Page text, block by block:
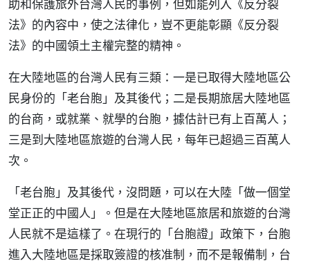
助和保護旅外台灣人民的事例，但如能列入《反分裂
法》的內容中，使之法律化，豈不更能彰顯《反分裂
法》的中國領土主權完整的精神。
在大陸地區的台灣人民有三類：一是已取得大陸地區公
民身份的「老台胞」及其後代；二是長期旅居大陸地區
的台商，或就業、就學的台胞，據估計已有上百萬人；
三是到大陸地區旅遊的台灣人民，每年已超過三百萬人
次。
「老台胞」及其後代，沒問題，可以在大陸「做一個堂
堂正正的中國人」。但是在大陸地區旅居和旅遊的台灣
人民就不是這樣了。在現行的「台胞證」政策下，台胞
進入大陸地區是採取簽證的核准制，而不是報備制，台